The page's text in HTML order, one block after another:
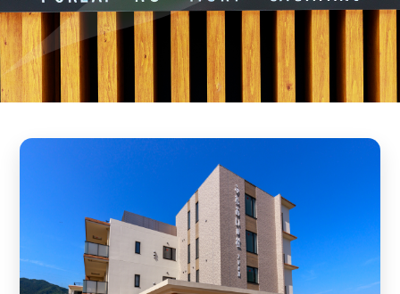
Outline
施設概要